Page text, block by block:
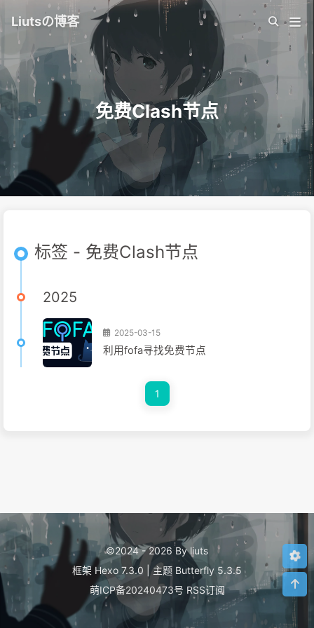
Liutsの博客
免费Clash节点
标签 - 免费Clash节点
2025
2025-03-15
利用fofa寻找免费节点
1
©2024 - 2026 By liuts
框架 Hexo 7.3.0 | 主题 Butterfly 5.3.5
萌ICP备20240473号 RSS订阅